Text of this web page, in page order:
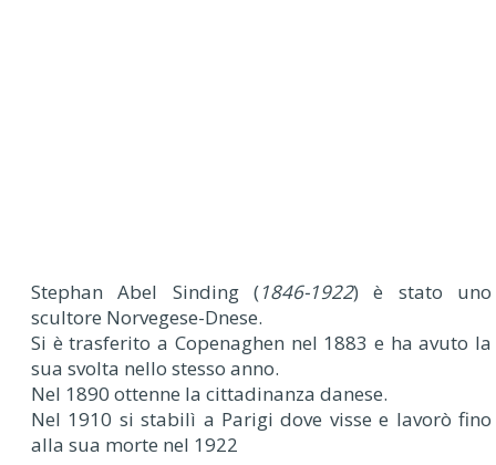
Stephan Abel Sinding (1846-1922) è stato uno
scultore Norvegese-Dnese.
Si è trasferito a Copenaghen nel 1883 e ha avuto la
sua svolta nello stesso anno.
Nel 1890 ottenne la cittadinanza danese.
Nel 1910 si stabilì a Parigi dove visse e lavorò fino
alla sua morte nel 1922